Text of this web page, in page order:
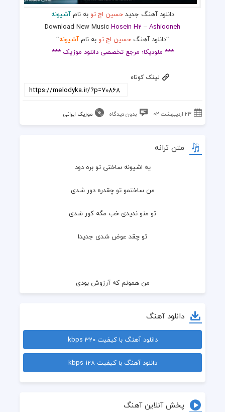
دانلود آهنگ جدیدحسین اچ توبه نامآشیونه
Download New MusicHosein H2 –Ashiooneh
“دانلود آهنگ حسین اچ توبه نامآشیونه“
*** ملودیکا؛ مرجع تخصصی دانلود موزیک ***
لینک کوتاه
۲۳ اردیبهشت ۰۲ بدون دیدگاه موزیک ایرانی
متن ترانه
یه اشیونه ساختی تو بره دود
من ساختمو تو چقدره دور شدی
تو منو ندیدی خب مگه کور شدی
تو چقد عوض شدی جدیدا
من همونم که آرزوش بودی
ولی رفتیو زود دل کندی تو
خودتو فروختی آخه چندی تو
دانلود آهنگ
دانلود آهنگ با کیفیت 320 kbps
دانلود آهنگ با کیفیت 128 kbps
پخش آنلاین آهنگ